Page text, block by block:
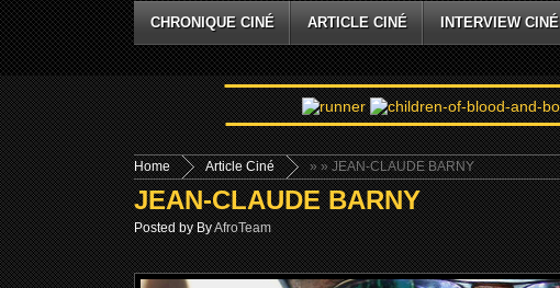
CHRONIQUE CINÉ ARTICLE CINÉ INTERVIEW CINÉ
Home »
Article Ciné » JEAN-CLAUDE BARNY
JEAN-CLAUDE BARNY
Posted by ByAfroTeam